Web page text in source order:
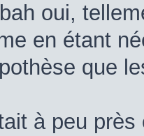
oui,
en étant
que
à peu